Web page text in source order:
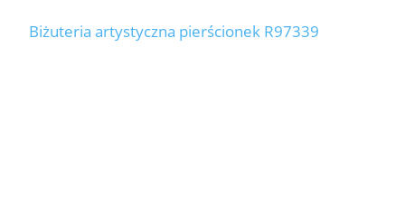
Biżuteria artystyczna pierścionek R97339